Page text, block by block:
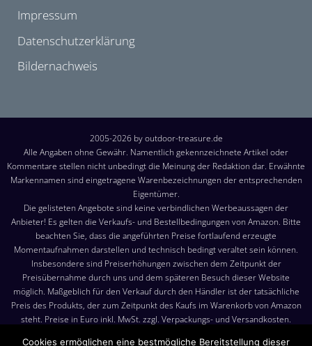
Impressum
Datenschutzerklärung
Bildernachweis
2005-2026 by outdoor-treasure.de
Alle Angaben ohne Gewähr. Namentlich gekennzeichnete Artikel oder
Kommentare stellen nicht unbedingt die Meinung der Redaktion dar. Erwähnte
Markennamen sind eingetragene Warenbezeichnungen der entsprechenden
Eigentümer.
Die gelisteten Angebote sind keine verbindlichen Werbeaussagen der
Anbieter! Es gelten die Verkaufs- und Bestellbedingungen von Amazon. Bitte
beachten Sie, dass die angeführten Preise fortlaufend erzeugte
Momentaufnahmen darstellen und technisch bedingt veraltet sein können.
Insbesondere sind Preiserhöhungen zwischen dem Zeitpunkt der
Preisübernahme durch uns und dem späteren Besuch dieser Website
möglich. Maßgeblich für den Verkauf durch den Händler ist der tatsächliche
Preis des Produkts, der zum Zeitpunkt des Kaufs im Warenkorb von Amazon
steht. Preise in Euro inkl. MwSt. zzgl. Verpackungs- und Versandkosten.
Cookies ermöglichen eine bestmögliche Bereitstellung dieser